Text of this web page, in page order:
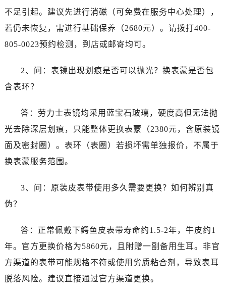
云南省临沧市临翔区世纪路劳力士售后服务中心（需提前预约）
云南省怒江傈僳族自治州泸水市人民路劳力士售后服务中心（需提前预约）
云南省文山壮族苗族自治州文山市东风路劳力士售后服务中心（需提前预约）
云南省昭通市昭阳区青年路劳力士售后服务中心（需提前预约）
重庆市江北区观音桥步行街2号融恒时代广场9层902室劳力士售后服务中心（需提前预约）
新疆维吾尔自治区乌鲁木齐市天山区红山路26号时代广场（CCMALL）C座17层17-B劳力士售后服务中心（需提前预约）
辽宁省大连市中山区人民路15号国际金融大厦7层G室劳力士售后服务中心（需提前预约）
江苏省无锡市梁溪区人民中路139号恒隆广场写字楼1座11层1104室劳力士售后服务中心（需提前预约）
江苏省苏州市苏州工业园区 星港街199号苏州中心办公楼C座22层08室劳力士售后服务中心（需提前预约）
不足引起。建议先进行消磁（可免费在服务中心处理），
若仍未恢复，需进行基础保养（2680元）。请拨打400-
805-0023预约检测，到店或邮寄均可。
2、问：表镜出现划痕是否可以抛光？换表蒙是否包
含表环？
答：劳力士表镜均采用蓝宝石玻璃，硬度高但无法抛
光去除深层划痕，只能整体更换表蒙（2380元，含原装镜
面及密封圈）。表环（表圈）若损坏需单独报价，不属于
换表蒙服务范围。
3、问：原装皮表带使用多久需要更换？如何辨别真
伪？
答：正常佩戴下鳄鱼皮表带寿命约1.5-2年，牛皮约1
年。官方更换价格为5860元，且附赠一副备用生耳。非官
方渠道的表带可能规格不符或使用劣质粘合剂，导致表耳
脱落风险。建议直接通过官方渠道更换。